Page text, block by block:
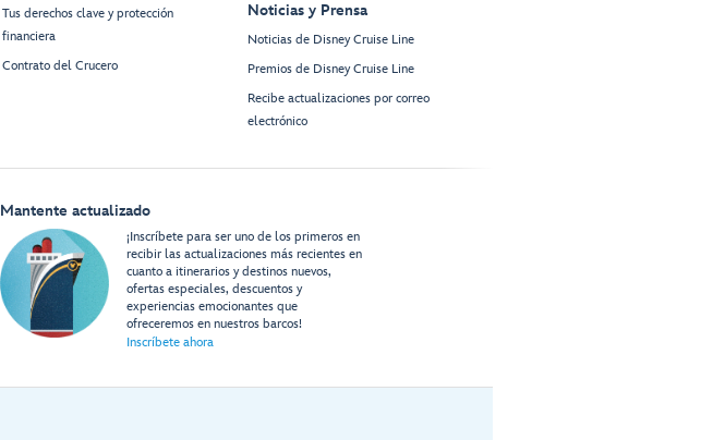
Tus derechos clave y protección
financiera
Contrato del Crucero
Noticias y Prensa
Noticias de Disney Cruise Line
Premios de Disney Cruise Line
Recibe actualizaciones por correo
electrónico
Mantente actualizado
¡Inscríbete para ser uno de los primeros en
recibir las actualizaciones más recientes en
cuanto a itinerarios y destinos nuevos,
ofertas especiales, descuentos y
experiencias emocionantes que
ofreceremos en nuestros barcos!
Inscríbete ahora